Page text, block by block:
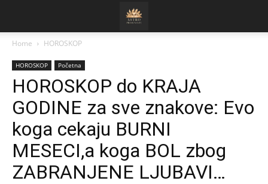
Home HOROSKOP
HOROSKOP Početna
HOROSKOP do KRAJA
GODINE za sve znakove: Evo
koga cekaju BURNI
MESECI,a koga BOL zbog
ZABRANJENE LJUBAVI…